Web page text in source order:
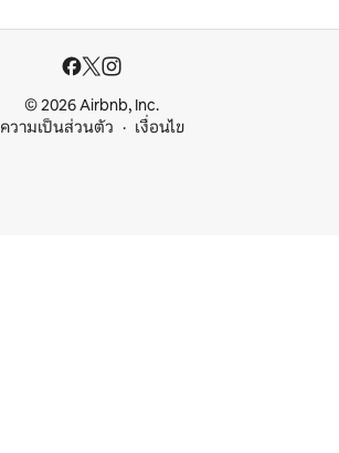
© 2026 Airbnb, Inc.
ความเป็นส่วนตัว
เงื่อนไข